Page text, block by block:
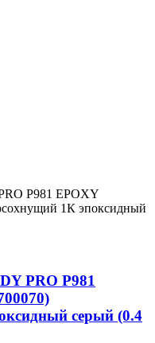
PRO P981
серый (0.4